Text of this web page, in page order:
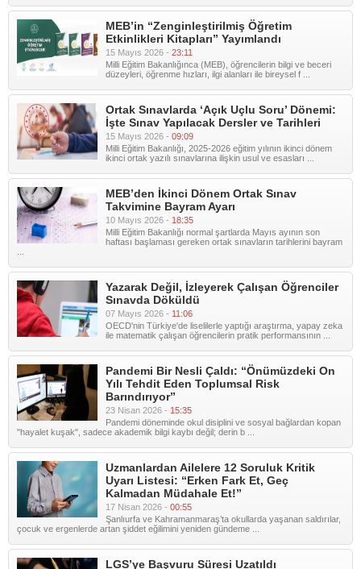
MEB’in “Zenginleştirilmiş Öğretim
Etkinlikleri Kitapları” Yayımlandı
15 Mayıs 2026 - 23:11
Milli Eğitim Bakanlığınca (MEB), öğrencilerin bilgi ve beceri
düzeyleri, öğrenme hızları, ilgi alanları ile bireysel f ...
Ortak Sınavlarda ‘Açık Uçlu Soru’ Dönemi:
İşte Sınav Yapılacak Dersler ve Tarihleri
15 Mayıs 2026 - 09:09
Milli Eğitim Bakanlığı, 2025-2026 eğitim yılının ikinci dönem
ikinci ortak yazılı sınavlarına ilişkin usul ve esasları ...
MEB’den İkinci Dönem Ortak Sınav
Takvimine Bayram Ayarı
10 Mayıs 2026 - 18:35
Milli Eğitim Bakanlığı normal şartlarda Mayıs ayının son
haftası başlaması gereken ortak sınavların tarihlerini bayram
Yazarak Değil, İzleyerek Çalışan Öğrenciler
Sınavda Döküldü
07 Mayıs 2026 - 11:06
OECD'nin Türkiye'de liselilerle yaptığı araştırma, yapay zeka
ile matematik çalışan öğrencilerin pratik performansının ...
Pandemi Bir Nesli Çaldı: “Önümüzdeki On
Yılı Tehdit Eden Toplumsal Risk
Barındırıyor”
23 Nisan 2026 - 15:35
Pandemi döneminde okul disiplini ve sosyal bağlardan kopan
"hayalet kuşak", sadece akademik bilgi kaybı değil; derin b ...
Uzmanlardan Ailelere 12 Soruluk Kritik
Uyarı Listesi: “Erken Fark Et, Geç
Kalmadan Müdahale Et!”
17 Nisan 2026 - 00:55
Şanlıurfa ve Kahramanmaraş’ta okullarda yaşanan saldırılar,
çocuk ve ergenlerde artan şiddet eğilimini yeniden gündeme ...
LGS’ye Başvuru Süresi Uzatıldı